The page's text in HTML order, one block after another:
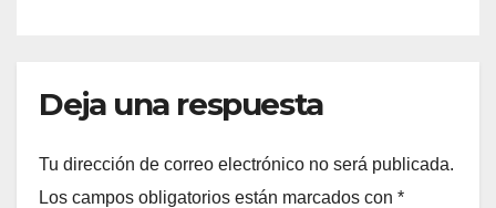
Deja una respuesta
Tu dirección de correo electrónico no será publicada.
Los campos obligatorios están marcados con *